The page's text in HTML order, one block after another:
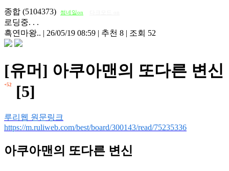
종합 (5104373) 썸네일on
로딩중. . .
흑연마왕.. | 26/05/19 08:59 | 추천 8 | 조회 52
[유머] 아쿠아맨의 또다른 변신
+52 [5]
루리웹 원문링크
https://m.ruliweb.com/best/board/300143/read/75235336
아쿠아맨의 또다른 변신